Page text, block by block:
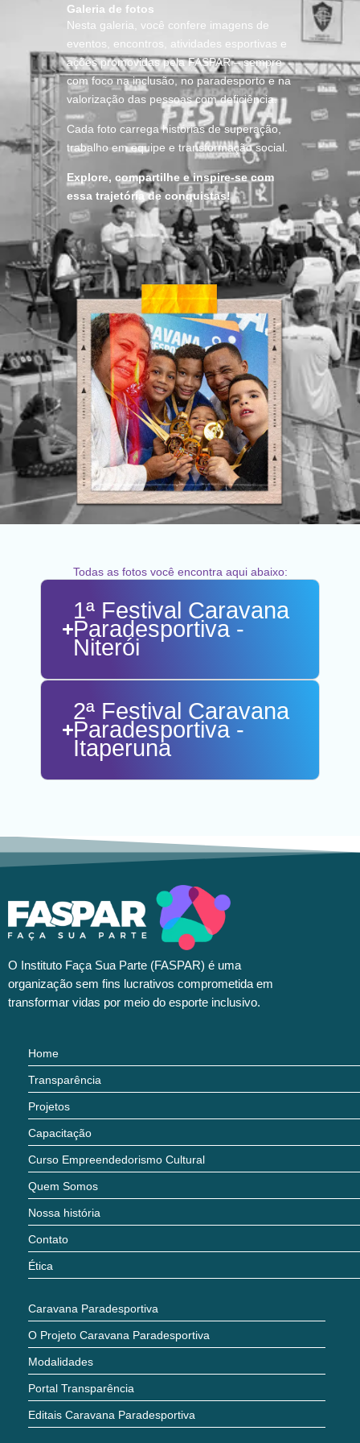
Galeria de fotos
Nesta galeria, você confere imagens de
eventos, encontros, atividades esportivas e
ações promovidas pela FASPAR – sempre
com foco na inclusão, no paradesporto e na
valorização das pessoas com deficiência.
Cada foto carrega histórias de superação,
trabalho em equipe e transformação social.
Explore, compartilhe e inspire-se com
essa trajetória de conquistas!
Todas as fotos você encontra aqui abaixo:
1ª Festival Caravana
Paradesportiva -
Niterói
2ª Festival Caravana
Paradesportiva -
Itaperuna
O Instituto Faça Sua Parte (FASPAR) é uma
organização sem fins lucrativos comprometida em
transformar vidas por meio do esporte inclusivo.
Home
Transparência
Projetos
Capacitação
Curso Empreendedorismo Cultural
Quem Somos
Nossa história
Contato
Ética
Caravana Paradesportiva
O Projeto Caravana Paradesportiva
Modalidades
Portal Transparência
Editais Caravana Paradesportiva